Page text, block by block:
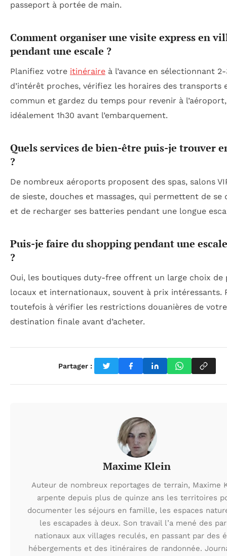
passeport à portée de main.
Comment organiser une visite express en
pendant une escale ?
Planifiez votre itinéraire à l’avance en sélectionnant
d’intérêt proches, vérifiez les horaires des transports
commun et gardez du temps pour revenir à l’aéroport,
idéalement 1h30 avant l’embarquement.
Quels services de bien-être puis-je trouver
?
De nombreux aéroports proposent des spas, salons
de sieste, douches et massages, qui permettent de se
et de recharger ses batteries pendant une longue
Puis-je faire du shopping pendant une
?
Oui, les boutiques duty-free offrent un large choix de
locaux et internationaux, souvent à prix intéressants.
toutefois à vérifier les restrictions douanières de votre
destination finale avant d’acheter.
Partager :
Maxime Klein
Auteur de nombreux reportages de terrain, Maxime
arpente depuis plus de quinze ans les territoires
documenter les séjours en famille, les espaces
les escapades à deux. Son travail l’a mené des
nationaux aux villages reculés, en passant par des
hébergements et des itinéraires de randonnée.